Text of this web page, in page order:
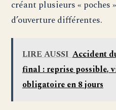
créant plusieurs « poches
d’ouverture différentes.
LIRE AUSSI Accident
final : reprise possible,
obligatoire en 8 jours